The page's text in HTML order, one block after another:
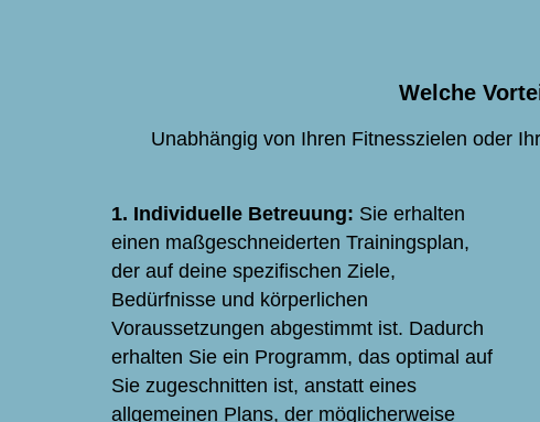
Welche
Unabhängig von Ihren Fitnesszielen oder
1. Individuelle Betreuung: Sie erhalten
einen maßgeschneiderten Trainingsplan,
der auf deine spezifischen Ziele,
Bedürfnisse und körperlichen
Voraussetzungen abgestimmt ist. Dadurch
erhalten Sie ein Programm, das optimal auf
Sie zugeschnitten ist, anstatt eines
allgemeinen Plans, der möglicherweise